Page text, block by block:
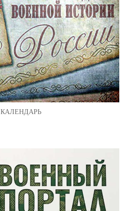
КАЛЕНДАРЬ